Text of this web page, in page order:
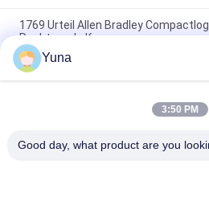
1769 Urteil Allen Bradley
Rechtsende Kappe
Allen Bradley 1756 OA16I
Analog-Ausgangsmodul AC 16-Ch
1756 CN2R Allen Bradley
Yuna
3:50 PM
Good day, what product are you